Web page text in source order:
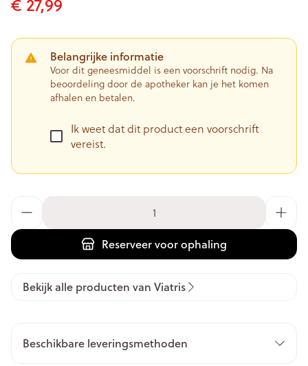
Belangrijke informatie
Voor dit geneesmiddel is een voorschrift nodig. Na
beoordeling door de apotheker kan je het komen
afhalen en betalen.
Ik weet dat dit product een voorschrift
vereist.
Reserveervoor ophaling
Bekijk alle producten van Viatris
Beschikbare leveringsmethoden